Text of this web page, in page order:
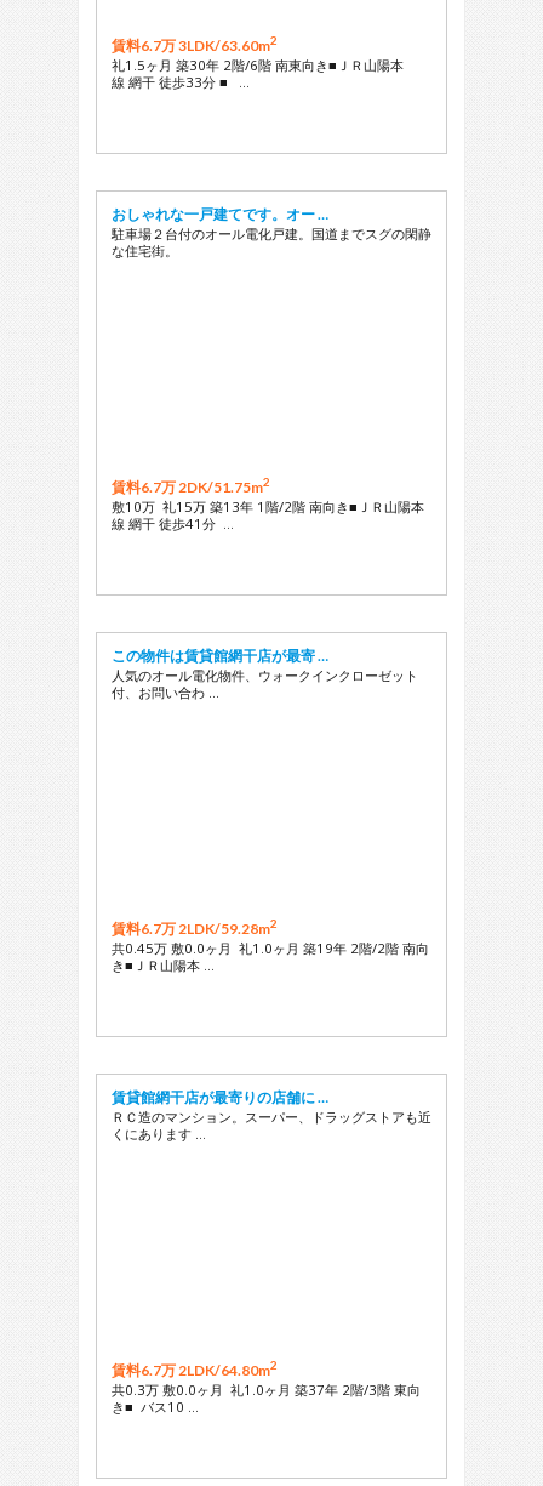
賃料6.7万 3LDK/63.60m2
礼1.5ヶ月 築30年 2階/6階 南東向き■ＪＲ山陽本
線 網干 徒歩33分 ■ …
おしゃれな一戸建てです。オー …
駐車場２台付のオール電化戸建。国道までスグの閑静
な住宅街。
賃料6.7万 2DK/51.75m2
敷10万 礼15万 築13年 1階/2階 南向き■ＪＲ山陽本
線 網干 徒歩41分 …
この物件は賃貸館網干店が最寄 …
人気のオール電化物件、ウォークインクローゼット
付、お問い合わ …
賃料6.7万 2LDK/59.28m2
共0.45万 敷0.0ヶ月 礼1.0ヶ月 築19年 2階/2階 南向
き■ＪＲ山陽本 …
賃貸館網干店が最寄りの店舗に …
ＲＣ造のマンション。スーパー、ドラッグストアも近
くにあります …
賃料6.7万 2LDK/64.80m2
共0.3万 敷0.0ヶ月 礼1.0ヶ月 築37年 2階/3階 東向
き■ バス10 …